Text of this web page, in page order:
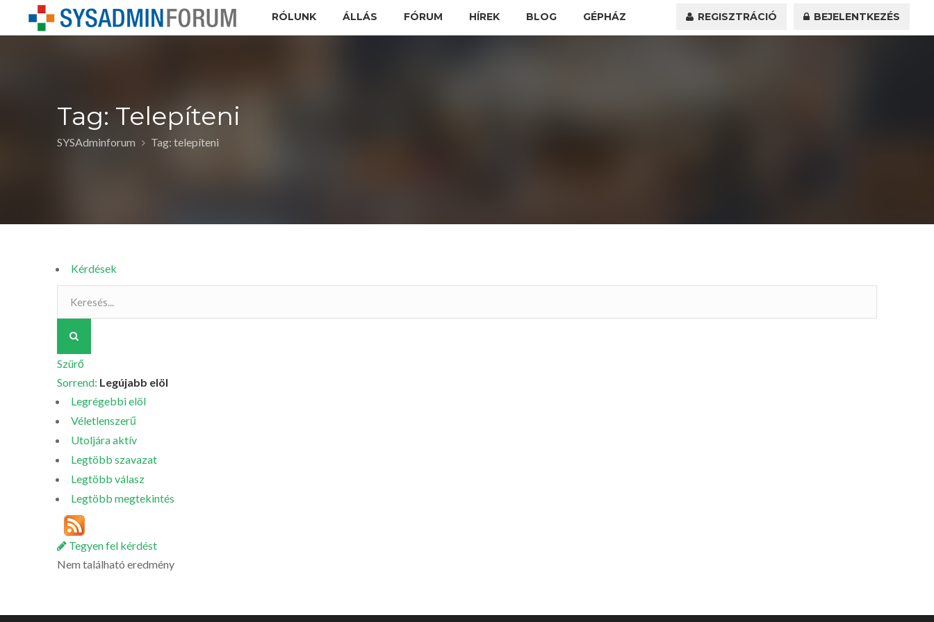
RÓLUNK ÁLLÁS FÓRUM HÍREK BLOG GÉPHÁZ REGISZTRÁCIÓ BEJELENTKEZÉS
Tag: Telepíteni
SYSAdminforum Tag: telepíteni
Kérdések
Szürő
Sorrend: Legújabb elöl
Legrégebbi elöl
Véletlenszerű
Utoljára aktív
Legtöbb szavazat
Legtöbb válasz
Legtöbb megtekintés
Tegyen fel kérdést
Nem található eredmény